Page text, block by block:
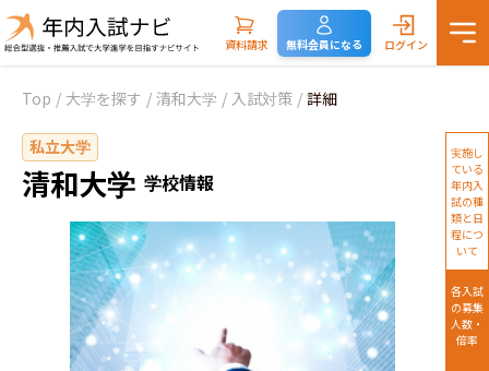
資料請求 無料会員になる ログイン
Top / 大学を探す / 清和大学 / 入試対策 / 詳細
私立大学
清和大学 学校情報
実施し
ている
年内入
試の種
類と日
程につ
いて
各入試
の募集
人数・
倍率